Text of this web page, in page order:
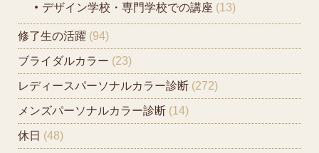
デザイン学校・専門学校での講座 (13)
修了生の活躍 (94)
ブライダルカラー (23)
レディースパーソナルカラー診断 (272)
メンズパーソナルカラー診断 (14)
休日 (48)